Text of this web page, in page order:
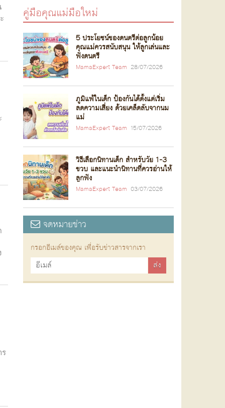
คู่มือคุณแม่มือใหม่
5 ประโยชน์ของดนตรีต่อลูกน้อย
คุณแม่ควรสนับสนุน ให้ลูกเล่นและ
ฟังดนตรี
MamaExpert Team 28/07/2026
ภูมิแพ้ในเด็ก ป้องกันได้ตั้งแต่เริ่ม
ลดความเสี่ยง ด้วยเคล็ดลับจากนม
แม่
MamaExpert Team 15/07/2026
วิธีเลือกนิทานเด็ก สำหรับวัย 1-3
ขวบ และแนะนำนิทานที่ควรอ่านให้
ลูกฟัง
MamaExpert Team 03/07/2026
จดหมายข่าว
กรอกอีเมล์ของคุณ เพื่อรับข่าวสารจากเรา